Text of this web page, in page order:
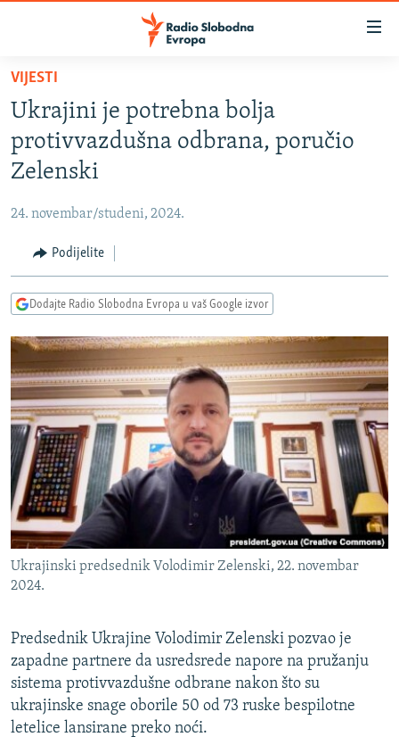
Pređite
glavni
sadržaj
Pređite
na
glavnu
Pređite
na
pretragu
VIJESTI
BOSNA I HERCEGOVINA
SRBIJA
CRNA GORA
VIZUELNO
INFOGRAFIKE
RAT U UKRAJINI
KINA NA BALKANU
RSE PRIČE IZ SVIJETA
ISPRIČAJ MI
DNEVNO@RSE
SPECIJALI RSE
VIŠE OD NASLOVA
GENOCID U SREBRENICI
POPLAVE I KLIZIŠTA U BIH 2024.
POST SCRIPTUM
MOJA EVROPA
TRI DECENIJE OD RATA U BIH
SVE KARTE DEJTONA
PRATITE NAS
VIJESTI
Ukrajini je potrebna bolja
protivvazdušna odbrana, poručio
Zelenski
24. novembar/studeni, 2024.
Podijelite
Dodajte Radio Slobodna Evropa u vaš Google izvor
Ukrajinski predsednik Volodimir Zelenski, 22. novembar
2024.
Predsednik Ukrajine Volodimir Zelenski pozvao je
zapadne partnere da usredsrede napore na pružanju
sistema protivvazdušne odbrane nakon što su
ukrajinske snage oborile 50 od 73 ruske bespilotne
letelice lansirane preko noći.